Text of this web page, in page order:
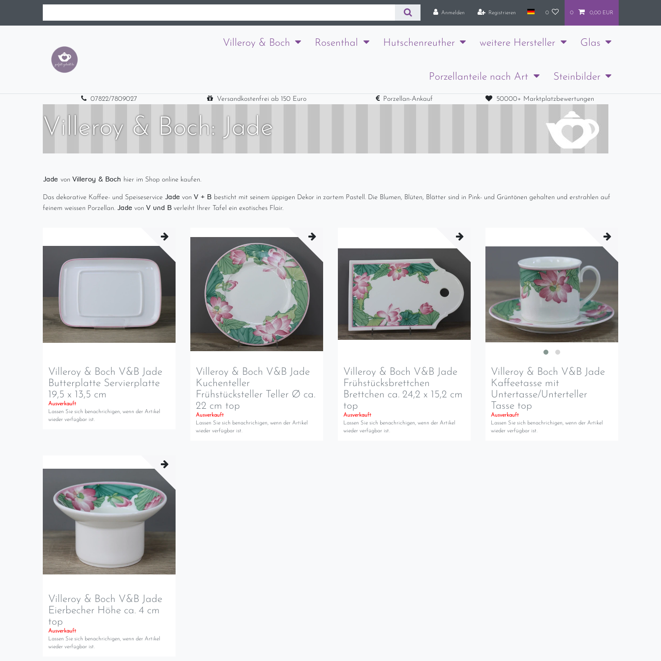
Anmelden Registrieren 0 0 0,00 EUR
Villeroy & Boch Rosenthal Hutschenreuther weitere Hersteller Glas
Porzellanteile nach Art Steinbilder
07822/7809027 Versandkostenfrei ab 150 Euro Porzellan-Ankauf 50000+ Marktplatzbewertungen
Villeroy & Boch: Jade
Jade von Villeroy & Boch hier im Shop online kaufen.
Das dekorative Kaffee- und Speiseservice Jade von V + B besticht mit seinem üppigen Dekor in zartem Pastell. Die Blumen, Blüten, Blätter sind in Pink- und Grüntönen gehalten und erstrahlen auf
feinem weissen Porzellan. Jade von V und B verleiht Ihrer Tafel ein exotisches Flair.
Villeroy & Boch V&B Jade
Butterplatte Servierplatte
19,5 x 13,5 cm
Ausverkauft
Lassen Sie sich benachrichigen, wenn der Artikel
wieder verfügbar ist.
Villeroy & Boch V&B Jade
Kuchenteller
Frühstücksteller Teller Ø ca.
22 cm top
Ausverkauft
Lassen Sie sich benachrichigen, wenn der Artikel
wieder verfügbar ist.
Villeroy & Boch V&B Jade
Frühstücksbrettchen
Brettchen ca. 24,2 x 15,2 cm
top
Ausverkauft
Lassen Sie sich benachrichigen, wenn der Artikel
wieder verfügbar ist.
Villeroy & Boch V&B Jade
Kaffeetasse mit
Untertasse/Unterteller
Tasse top
Ausverkauft
Lassen Sie sich benachrichigen, wenn der Artikel
wieder verfügbar ist.
Villeroy & Boch V&B Jade
Eierbecher Höhe ca. 4 cm
top
Ausverkauft
Lassen Sie sich benachrichigen, wenn der Artikel
wieder verfügbar ist.